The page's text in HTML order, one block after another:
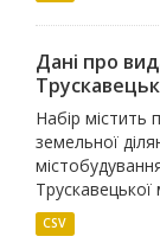
Дані про
Набір містить
земельної
Трускавецької
CSV